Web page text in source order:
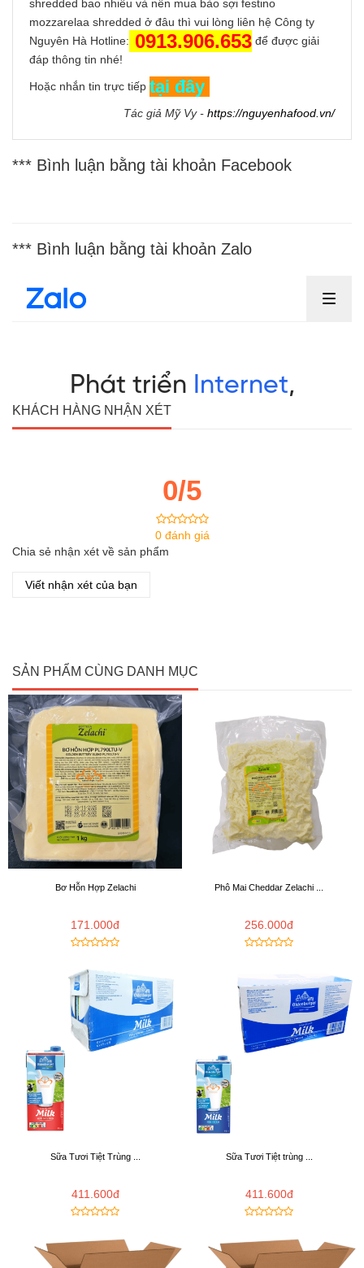
shredded bao nhiêu và nên mua bào sợi festino
mozzarelaa shredded ở đâu thì vui lòng liên hệ Công ty
Nguyên Hà Hotline: 0913.906.653 để được giải
đáp thông tin nhé!
Hoặc nhắn tin trực tiếp tại đây
Tác giả Mỹ Vy - https://nguyenhafood.vn/
*** Bình luận bằng tài khoản Facebook
*** Bình luận bằng tài khoản Zalo
KHÁCH HÀNG NHẬN XÉT
0/5
0 đánh giá
Chia sẻ nhận xét về sản phẩm
Viết nhận xét của bạn
SẢN PHẨM CÙNG DANH MỤC
Bơ Hỗn Hợp Zelachi
171.000đ
Phô Mai Cheddar Zelachi ...
256.000đ
Sữa Tươi Tiệt Trùng ...
411.600đ
Sữa Tươi Tiệt trùng ...
411.600đ